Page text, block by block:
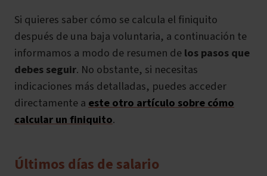
Si quieres saber cómo se calcula el finiquito
después de una baja voluntaria, a continuación te
informamos a modo de resumen delos pasos que
debes seguir. No obstante, si necesitas
indicaciones más detalladas, puedes acceder
directamente aeste otro artículo sobre cómo
calcular un finiquito.
Últimos días de salario